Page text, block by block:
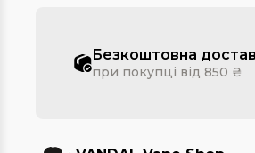
Безкоштовна
при покупці від 850 ₴